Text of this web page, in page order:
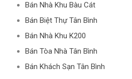
Bán Nhà Khu Bàu Cát
Bán Biệt Thự Tân Bình
Bán Nhà Khu K200
Bán Tòa Nhà Tân Bình
Bán Khách Sạn Tân Bình